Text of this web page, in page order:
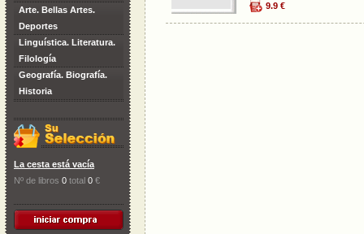
Arte. Bellas Artes.
Deportes
Linguística. Literatura.
Filología
Geografía. Biografía.
Historia
La cesta está vacía
Nº de libros 0 total 0 €
9.9 €